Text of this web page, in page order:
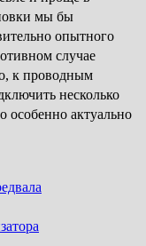
мы бы
опытного
случае
к проводным
несколько
особенно актуально